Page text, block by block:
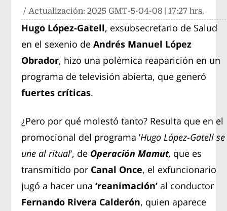
/ Actualización:2025 GMT-5-04-08 | 17:27 hrs.
Hugo López-Gatell, exsubsecretario de Salud
en el sexenio deAndrés Manuel López
Obrador, hizo una polémica reaparición en un
programa de televisión abierta, que generó
fuertes críticas.
¿Pero por qué molestó tanto? Resulta que en el
promocional del programa ’Hugo López-Gatell se
une al ritual‘, de Operación Mamut, que es
transmitido por Canal Once, el exfuncionario
jugó a hacer una‘reanimación’al conductor
Fernando Rivera Calderón, quien aparece